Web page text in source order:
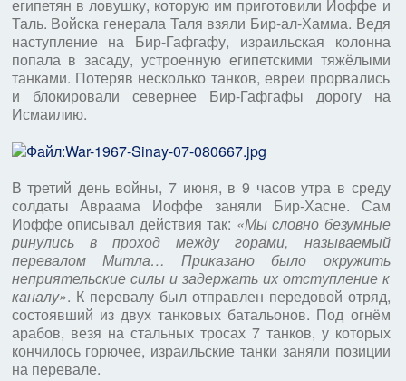
египетян в ловушку, которую им приготовили Иоффе и
Таль. Войска генерала Таля взяли Бир-ал-Хамма. Ведя
наступление на Бир-Гафгафу, израильская колонна
попала в засаду, устроенную египетскими тяжёлыми
танками. Потеряв несколько танков, евреи прорвались
и блокировали севернее Бир-Гафгафы дорогу на
Исмаилию.
В третий день войны, 7 июня, в 9 часов утра в среду
солдаты Авраама Иоффе заняли Бир-Хасне. Сам
Иоффе описывал действия так: «Мы словно безумные
ринулись в проход между горами, называемый
перевалом Митла… Приказано было окружить
неприятельские силы и задержать их отступление к
каналу». К перевалу был отправлен передовой отряд,
состоявший из двух танковых батальонов. Под огнём
арабов, везя на стальных тросах 7 танков, у которых
кончилось горючее, израильские танки заняли позиции
на перевале.